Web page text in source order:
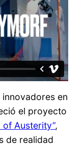
en
el proyecto
of Austerity”,
de realidad